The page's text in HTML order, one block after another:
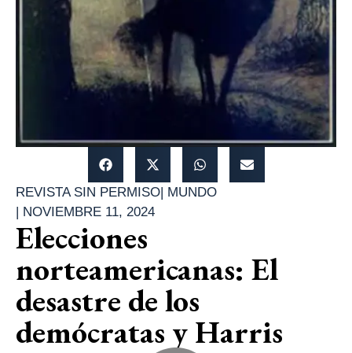
REVISTA SIN PERMISO| MUNDO
| NOVIEMBRE 11, 2024
Elecciones
norteamericanas: El
desastre de los
demócratas y Harris